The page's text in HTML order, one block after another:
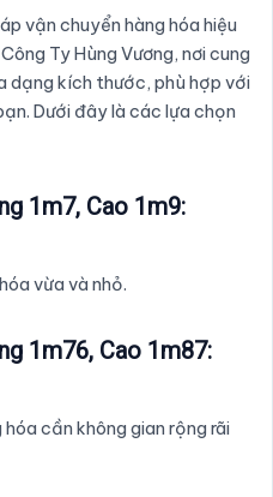
vận chuyển hàng hóa hiệu
Ty Hùng Vương, nơi cung
dạng kích thước, phù hợp với
Dưới đây là các lựa chọn
1m7, Cao 1m9:
vừa và nhỏ.
1m76, Cao 1m87:
cần không gian rộng rãi